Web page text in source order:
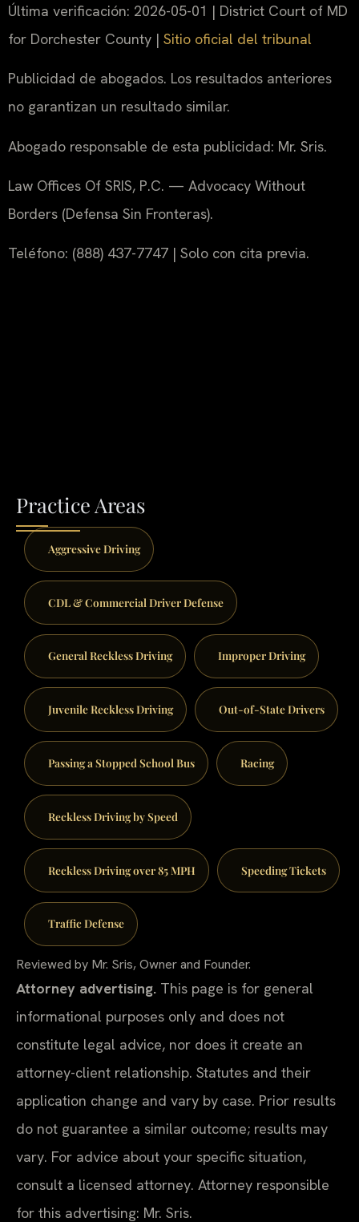
Última verificación: 2026-05-01 | District Court of MD
for Dorchester County | Sitio oficial del tribunal
Publicidad de abogados. Los resultados anteriores
no garantizan un resultado similar.
Abogado responsable de esta publicidad: Mr. Sris.
Law Offices Of SRIS, P.C. — Advocacy Without
Borders (Defensa Sin Fronteras).
Teléfono: (888) 437-7747 | Solo con cita previa.
Practice Areas
Aggressive Driving
CDL & Commercial Driver Defense
General Reckless Driving Improper Driving
Juvenile Reckless Driving Out-of-State Drivers
Passing a Stopped School Bus Racing
Reckless Driving by Speed
Reckless Driving over 85 MPH Speeding Tickets
Traffic Defense
Reviewed by Mr. Sris, Owner and Founder.
Attorney advertising. This page is for general
informational purposes only and does not
constitute legal advice, nor does it create an
attorney-client relationship. Statutes and their
application change and vary by case. Prior results
do not guarantee a similar outcome; results may
vary. For advice about your specific situation,
consult a licensed attorney. Attorney responsible
for this advertising: Mr. Sris.